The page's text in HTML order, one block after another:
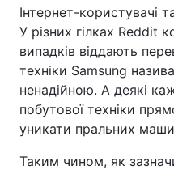
Інтернет-користувачі
У різних гілках Reddit
випадків віддають
техніки Samsung
ненадійною. А деякі
побутової техніки
уникати пральних
Таким чином, як